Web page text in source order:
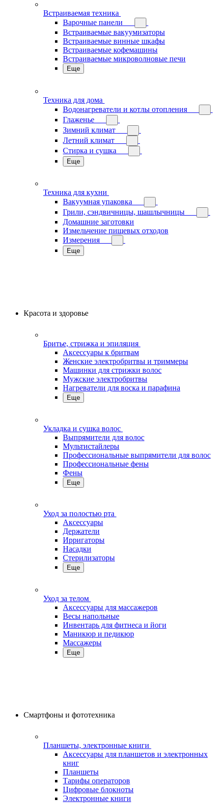
Встраиваемая техника
Варочные панели
Встраиваемые вакуумизаторы
Встраиваемые винные шкафы
Встраиваемые кофемашины
Встраиваемые микроволновые печи
Еще
Техника для дома
Водонагреватели и котлы отопления
Глаженье
Зимний климат
Летний климат
Стирка и сушка
Еще
Техника для кухни
Вакуумная упаковка
Грили, сэндвичницы, шашлычницы
Домашние заготовки
Измельчение пищевых отходов
Измерения
Еще
Красота и здоровье
Бритье, стрижка и эпиляция
Аксессуары к бритвам
Женские электробритвы и триммеры
Машинки для стрижки волос
Мужские электробритвы
Нагреватели для воска и парафина
Еще
Укладка и сушка волос
Выпрямители для волос
Мультистайлеры
Профессиональные выпрямители для волос
Профессиональные фены
Фены
Еще
Уход за полостью рта
Аксессуары
Держатели
Ирригаторы
Насадки
Стерилизаторы
Еще
Уход за телом
Аксессуары для массажеров
Весы напольные
Инвентарь для фитнеса и йоги
Маникюр и педикюр
Массажеры
Еще
Смартфоны и фототехника
Планшеты, электронные книги
Аксессуары для планшетов и электронных
книг
Планшеты
Тарифы операторов
Цифровые блокноты
Электронные книги